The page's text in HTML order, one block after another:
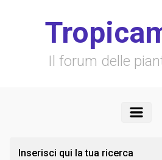
Il forum delle